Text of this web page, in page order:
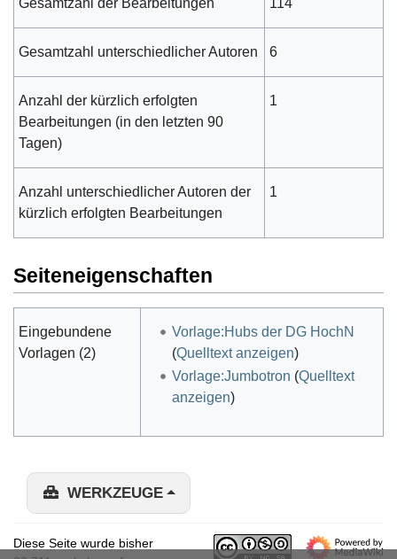
Gesamtzahl unterschiedlicher Autoren 6
Anzahl der kürzlich erfolgten
Bearbeitungen (in den letzten 90
Tagen)
1
Anzahl unterschiedlicher Autoren der
kürzlich erfolgten Bearbeitungen
1
Seiteneigenschaften
Eingebundene
Vorlagen (2)
Vorlage:Hubs der DG HochN
(Quelltext anzeigen)
Vorlage:Jumbotron (Quelltext
anzeigen)
WERKZEUGE
Diese Seite wurde bisher